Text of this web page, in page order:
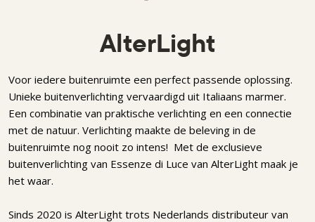
AlterLight
Voor iedere buitenruimte een perfect passende oplossing.
Unieke buitenverlichting vervaardigd uit Italiaans marmer.
Een combinatie van praktische verlichting en een connectie
met de natuur. Verlichting maakte de beleving in de
buitenruimte nog nooit zo intens! Met de exclusieve
buitenverlichting van Essenze di Luce van AlterLight maak je
het waar.
Sinds 2020 is AlterLight trots Nederlands distributeur van